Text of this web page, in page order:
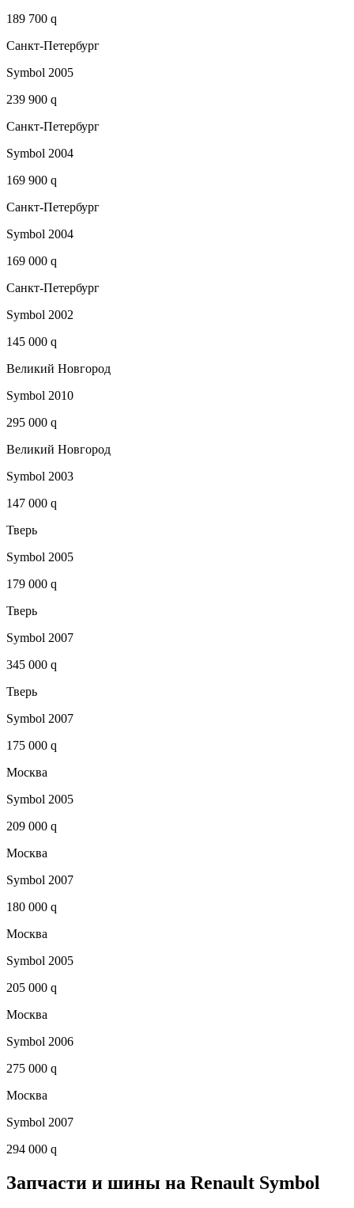
189 700 q
Санкт-Петербург
Symbol 2005
239 900 q
Санкт-Петербург
Symbol 2004
169 900 q
Санкт-Петербург
Symbol 2004
169 000 q
Санкт-Петербург
Symbol 2002
145 000 q
Великий Новгород
Symbol 2010
295 000 q
Великий Новгород
Symbol 2003
147 000 q
Тверь
Symbol 2005
179 000 q
Тверь
Symbol 2007
345 000 q
Тверь
Symbol 2007
175 000 q
Москва
Symbol 2005
209 000 q
Москва
Symbol 2007
180 000 q
Москва
Symbol 2005
205 000 q
Москва
Symbol 2006
275 000 q
Москва
Symbol 2007
294 000 q
Запчасти и шины на Renault Symbol